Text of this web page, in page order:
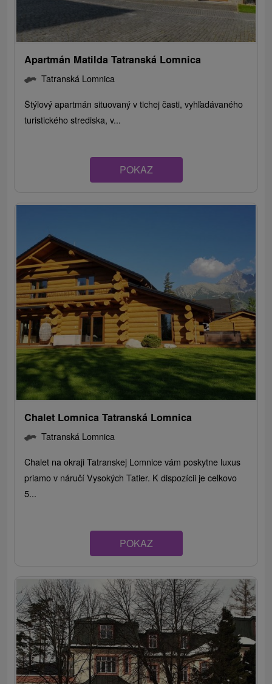
Apartmán Matilda Tatranská Lomnica
Tatranská Lomnica
Štýlový apartmán situovaný v tichej časti, vyhľadávaného
turistického strediska, v...
POKAZ
Chalet Lomnica Tatranská Lomnica
Tatranská Lomnica
Chalet na okraji Tatranskej Lomnice vám poskytne luxus
priamo v náručí Vysokých Tatier. K dispozícii je celkovo
5...
POKAZ